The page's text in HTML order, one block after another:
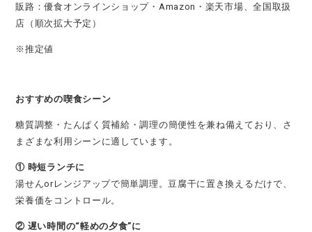
販路：優食オンラインショップ・Amazon・楽天市場、全国取扱
店（順次拡大予定）
※推定値
おすすめの喫食シーン
糖質調整・たんぱく質補給・調理の簡便性を兼ね備えており、さ
まざまな利用シーンに適しています。
① 時短ランチに
湯せんorレンジアップで簡単調理。豆腐干に置き換えるだけで、
栄養価をコントロール。
② 遅い時間の“軽めの夕食”に